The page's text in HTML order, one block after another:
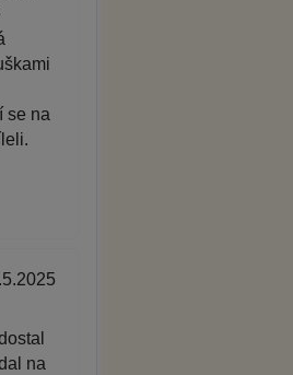
se na
na